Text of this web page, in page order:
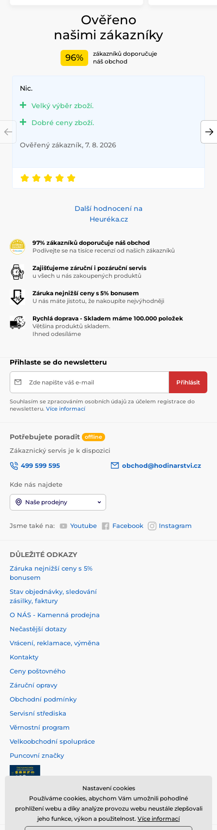
Ověřeno
našimi zákazníky
96%
zákazníků doporučuje
náš obchod
Nic.
Velký výběr zboží.
Dobré ceny zboží.
Ověřený zákazník, 7. 8. 2026
Další hodnocení na
Heuréka.cz
97% zákazníků doporučuje náš obchod
Podívejte se na tisíce recenzí od našich zákazníků
Zajišťujeme záruční i pozáruční servis
u všech u nás zakoupených produktů
Záruka nejnižší ceny s 5% bonusem
U nás máte jistotu, že nakoupíte nejvýhodněji
Rychlá doprava - Skladem máme 100.000 položek
Většina produktů skladem.
Ihned odesíláme
Přihlaste se do newsletteru
Zde napište váš e-mail Přihlásit
Souhlasím se zpracováním osobních údajů za účelem registrace do
newsletteru. Více informací
Potřebujete poradit offline
Zákaznický servis je k dispozici
499 599 595
obchod@hodinarstvi.cz
Kde nás najdete
Naše prodejny
Jsme také na: Youtube Facebook Instagram
DŮLEŽITÉ ODKAZY
Záruka nejnižší ceny s 5%
bonusem
Stav objednávky, sledování
zásilky, faktury
O NÁS - Kamenná prodejna
Nečastější dotazy
Vrácení, reklamace, výměna
Kontakty
Ceny poštovného
Záruční opravy
Obchodní podmínky
Servisní střediska
Věrnostní program
Velkoobchodní spolupráce
Puncovní značky
Nastavení cookies
Používáme cookies, abychom Vám umožnili pohodlné
prohlížení webu a díky analýze provozu webu neustále zlepšovali
jeho funkce, výkon a použitelnost. Více informací